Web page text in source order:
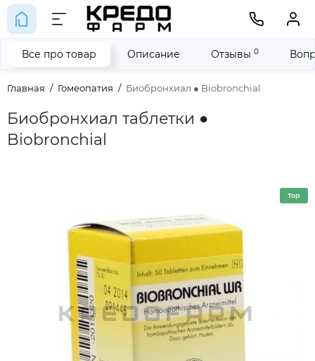
Главная Гомеопатия Биобронхиал ● Biobronchial
Биобронхиал таблетки ●
Biobronchial
Все про товар Описание Отзывы 0
Top